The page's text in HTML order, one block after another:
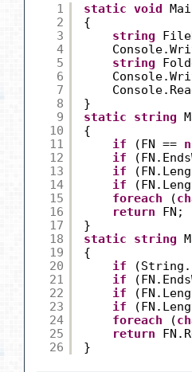
1
2
3
4
5
6
7
8
9
10
11
12
13
14
15
16
17
18
19
20
21
22
23
24
25
26
static void
{
string
string
}
static
string
{
if
(FN ==
if
if
if
foreach
(
return
FN;
}
static
string
{
if
if
if
if
foreach
(
return
}